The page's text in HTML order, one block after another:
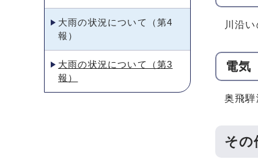
川沿
電気
奥飛
その
大雨の状況について（第4
報）
大雨の状況について（第3
報）